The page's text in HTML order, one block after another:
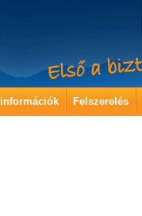
Felszerelés